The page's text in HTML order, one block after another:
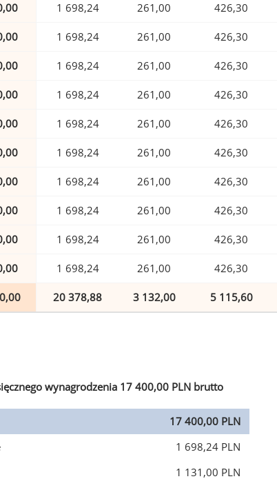
1 698,24 261,00 426,30
1 698,24 261,00 426,30
1 698,24 261,00 426,30
1 698,24 261,00 426,30
1 698,24 261,00 426,30
1 698,24 261,00 426,30
1 698,24 261,00 426,30
1 698,24 261,00 426,30
1 698,24 261,00 426,30
1 698,24 261,00 426,30
20 378,88 3 132,00 5 115,60
wynagrodzenia 17 400,00 PLN brutto
17 400,00 PLN
1 698,24 PLN
1 131,00 PLN